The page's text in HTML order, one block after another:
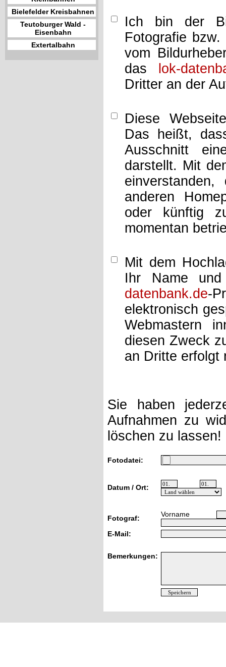
Bielefelder Kreisbahnen
Teutoburger Wald -
Eisenbahn
Extertalbahn
Ich bin der
Fotografie
vom
das
lok-
Dritter an der
Diese
Das heißt,
Ausschnitt
darstellt. Mit
anderen
oder künftig
momentan
Mit dem
Ihr Name
datenbank.de-
elektronisch
Webmastern
diesen Zweck
an Dritte erfolgt
Sie haben
Aufnahmen zu
löschen zu
Fotodatei:
Datum / Ort:
Fotograf: Vorname
E-Mail:
Bemerkungen: